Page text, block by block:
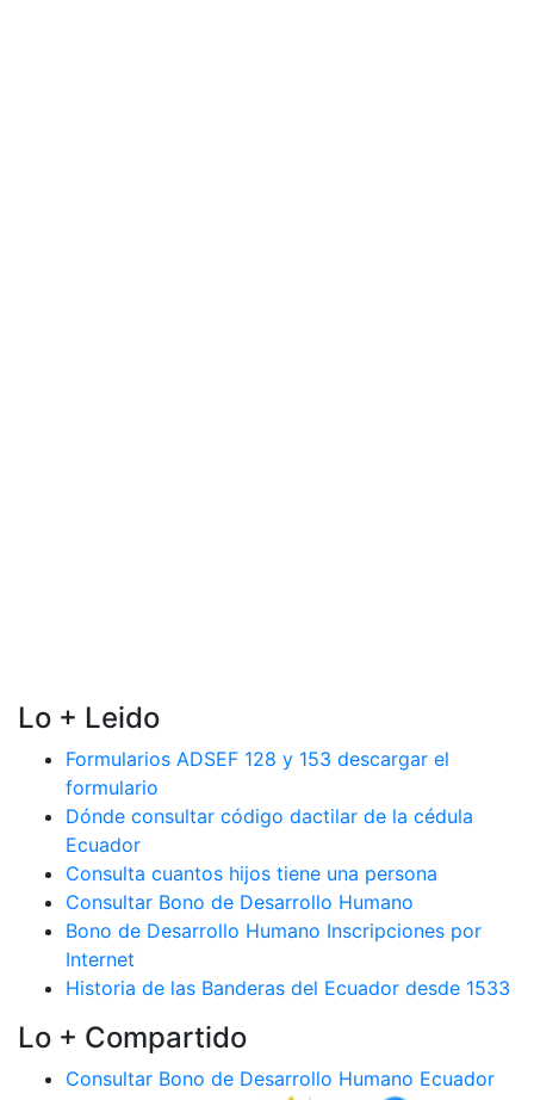
Lo + Leido
Formularios ADSEF 128 y 153 descargar el
formulario
Dónde consultar código dactilar de la cédula
Ecuador
Consulta cuantos hijos tiene una persona
Consultar Bono de Desarrollo Humano
Bono de Desarrollo Humano Inscripciones por
Internet
Historia de las Banderas del Ecuador desde 1533
Lo + Compartido
Consultar Bono de Desarrollo Humano Ecuador